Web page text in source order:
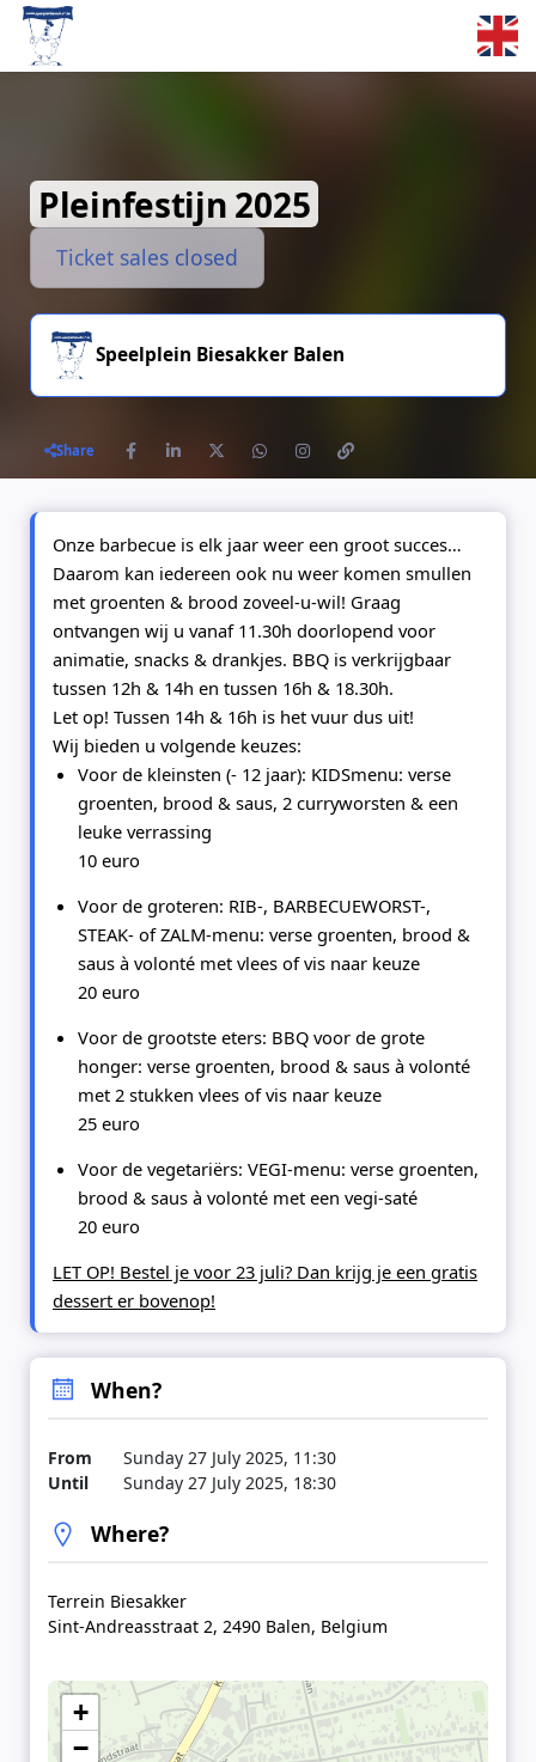
Skip to main content
Pleinfestijn 2025
Ticket sales closed
Speelplein Biesakker Balen
Share
Onze barbecue is elk jaar weer een groot succes…
Daarom kan iedereen ook nu weer komen smullen
met groenten & brood zoveel-u-wil! Graag
ontvangen wij u vanaf 11.30h doorlopend voor
animatie, snacks & drankjes. BBQ is verkrijgbaar
tussen 12h & 14h en tussen 16h & 18.30h.
Let op! Tussen 14h & 16h is het vuur dus uit!
Wij bieden u volgende keuzes:
Voor de kleinsten (- 12 jaar): KIDSmenu: verse
groenten, brood & saus, 2 curryworsten & een
leuke verrassing
10 euro
Voor de groteren: RIB-, BARBECUEWORST-,
STEAK- of ZALM-menu: verse groenten, brood &
saus à volonté met vlees of vis naar keuze
20 euro
Voor de grootste eters: BBQ voor de grote
honger: verse groenten, brood & saus à volonté
met 2 stukken vlees of vis naar keuze
25 euro
Voor de vegetariërs: VEGI-menu: verse groenten,
brood & saus à volonté met een vegi-saté
20 euro
LET OP! Bestel je voor 23 juli? Dan krijg je een gratis
dessert er bovenop!
When?
From
Sunday 27 July 2025, 11:30
Until
Sunday 27 July 2025, 18:30
Where?
Terrein Biesakker
Sint-Andreasstraat 2, 2490 Balen, Belgium
+
−